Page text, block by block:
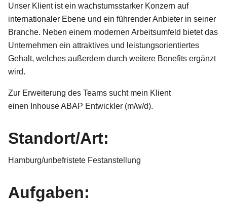
Unser Klient ist ein wachstumsstarker Konzern auf
internationaler Ebene und ein führender Anbieter in seiner
Branche. Neben einem modernen Arbeitsumfeld bietet das
Unternehmen ein attraktives und leistungsorientiertes
Gehalt, welches außerdem durch weitere Benefits ergänzt
wird.
Zur Erweiterung des Teams sucht mein Klient
einen Inhouse ABAP Entwickler (m/w/d).
Standort/Art:
Hamburg/unbefristete Festanstellung
Aufgaben: